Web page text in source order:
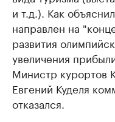
и т.д.). Как
направлен на
развития
увеличения
Министр курортов
Евгений Куделя
отказался.